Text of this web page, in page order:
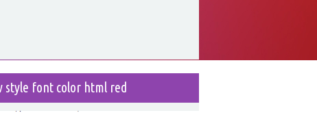
style font color html red